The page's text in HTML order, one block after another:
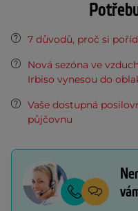
7 důvodů, proč si
Nová sezóna ve
Irbiso vynesou do
Vaše dostupná
půjčovnu